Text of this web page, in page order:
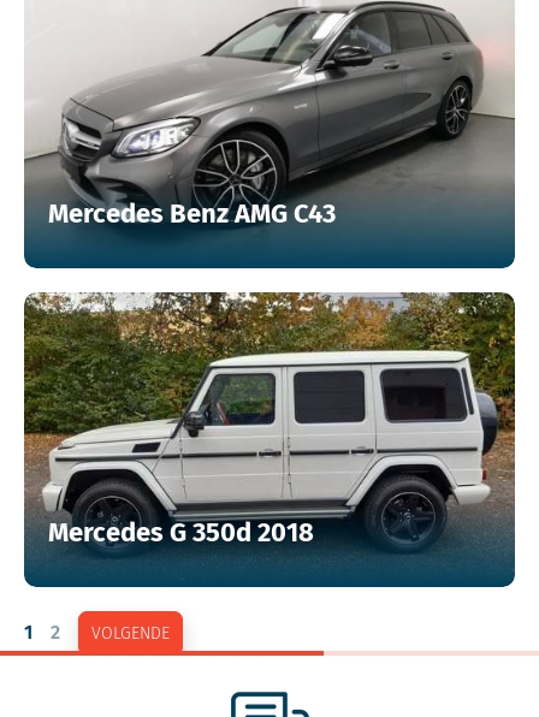
Mercedes Benz AMG C43
Mercedes G 350d 2018
1 2 VOLGENDE